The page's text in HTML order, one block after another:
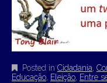
Posted in Cidadania
Educação Eleição Entre